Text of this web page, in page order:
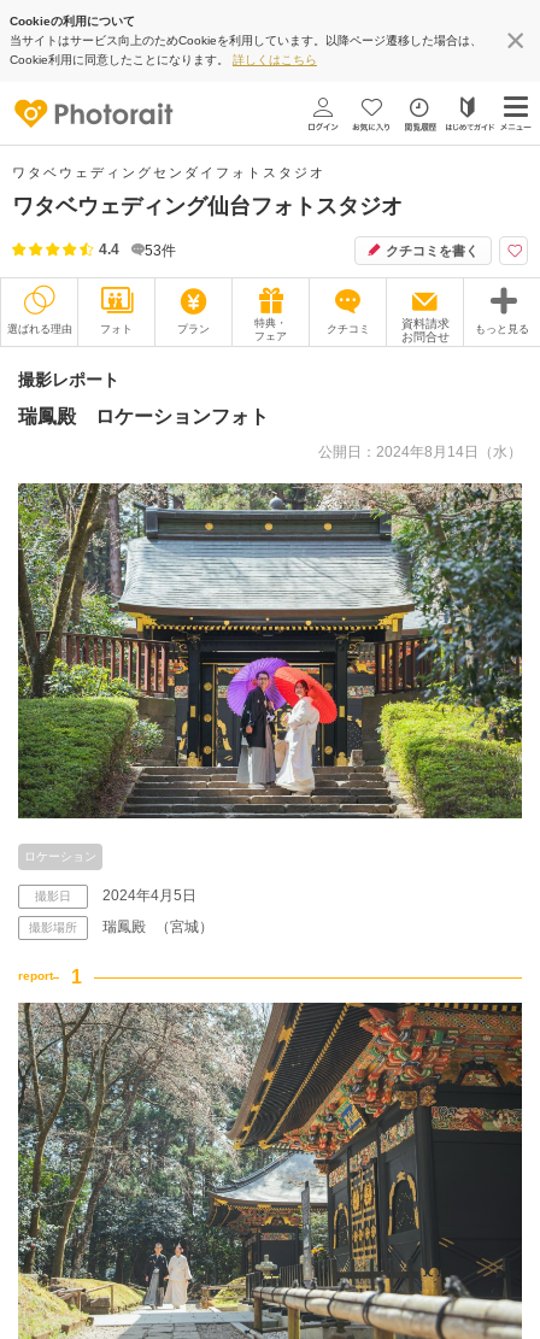
Cookieの利用について
当サイトはサービス向上のためCookieを利用しています。以降ページ遷移した場合は、
Cookie利用に同意したことになります。 詳しくはこちら
ワタベウェディングセンダイフォトスタジオ
ワタベウェディング仙台フォトスタジオ
4.4 53件 クチコミを書く
選ばれる理由 フォト プラン
特典・
フェア
クチコミ
資料請求
お問合せ
もっと見る
撮影レポート
衣装
アクセス/TEL スタジオトップ
こだわりポイント
豊富な白無垢 事前来店なしで撮影
豊富なカラードレス チャペルでの撮影
挙式フォト
3万円以下のプラン
フォト＋会食
ペットと撮影
スタジオでの撮影
家族・友人と撮影
撮影レポート
瑞鳳殿 ロケーションフォト
公開日：2024年8月14日（水）
ロケーション
撮影日 2024年4月5日
撮影場所 瑞鳳殿 （宮城）